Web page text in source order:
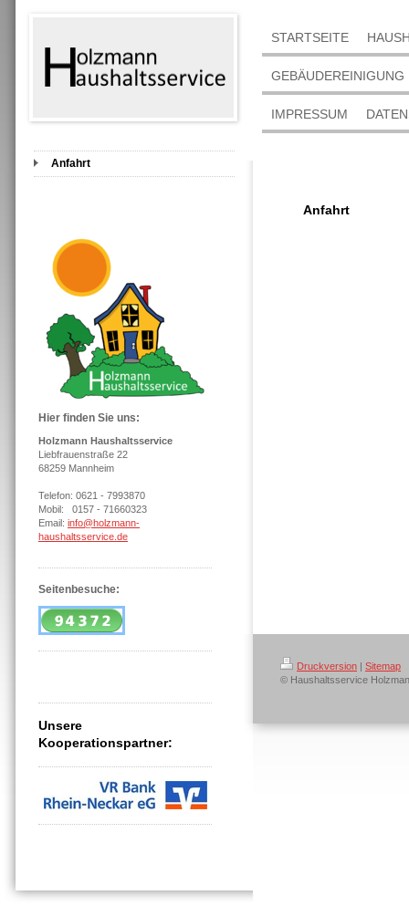
Anfahrt
Hier finden Sie uns:
Holzmann Haushaltsservice
Liebfrauenstraße 22
68259 Mannheim
Telefon: 0621 - 7993870
Mobil: 0157 - 71660323
Email: info@holzmann-
haushaltsservice.de
Seitenbesuche:
Unsere
Kooperationspartner:
STARTSEITE
GEBÄUDEREINIGUNG
IMPRESSUM
Anfahrt
Druckversion | Sitemap
© Haushaltsservice